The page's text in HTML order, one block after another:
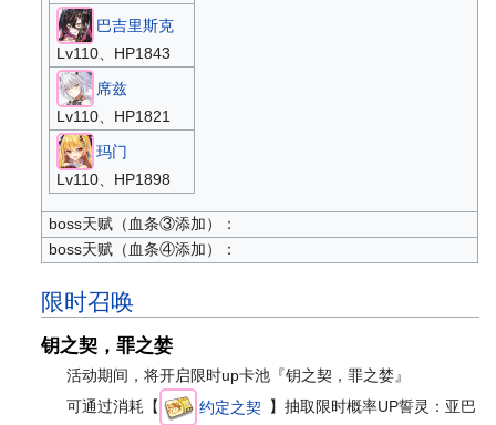
巴吉里斯克
Lv110、HP1843
席兹
Lv110、HP1821
玛门
Lv110、HP1898
boss天赋（血条③添加）：
boss天赋（血条④添加）：
限时召唤
钥之契，罪之婪
活动期间，将开启限时up卡池『钥之契，罪之婪』
可通过消耗【
约定之契 】抽取限时概率UP誓灵：亚巴